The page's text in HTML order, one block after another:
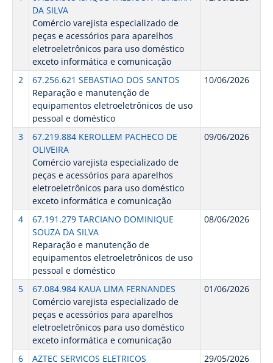
DA SILVA
Comércio varejista especializado de
peças e acessórios para aparelhos
eletroeletrônicos para uso doméstico
exceto informática e comunicação
2
67.256.621 SEBASTIAO DOS SANTOS
Reparação e manutenção de
equipamentos eletroeletrônicos de uso
pessoal e doméstico
10/06/2026
3
67.219.884 KEROLLEM PACHECO DE
OLIVEIRA
Comércio varejista especializado de
peças e acessórios para aparelhos
eletroeletrônicos para uso doméstico
exceto informática e comunicação
09/06/2026
4
67.191.279 TARCIANO DOMINIQUE
SOUZA DA SILVA
Reparação e manutenção de
equipamentos eletroeletrônicos de uso
pessoal e doméstico
08/06/2026
5
67.084.984 KAUA LIMA FERNANDES
Comércio varejista especializado de
peças e acessórios para aparelhos
eletroeletrônicos para uso doméstico
exceto informática e comunicação
01/06/2026
6 AZTEC SERVICOS ELETRICOS 29/05/2026